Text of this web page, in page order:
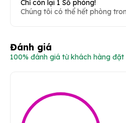
Chỉ còn lại 1 Số phòng!
Chúng tôi có thể hết phòng
Đánh giá
100% đánh giá từ khách hàng